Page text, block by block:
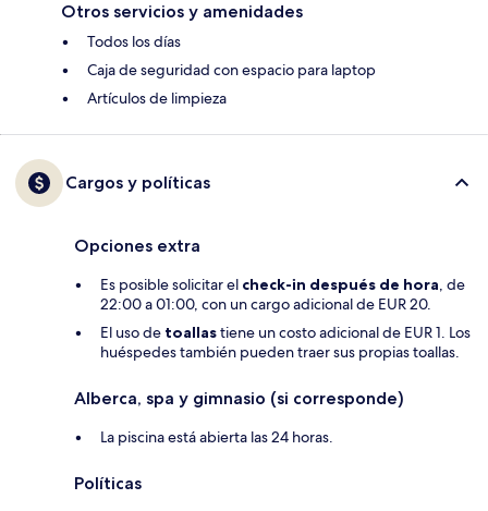
Otros servicios y amenidades
Todos los días
Caja de seguridad con espacio para laptop
Artículos de limpieza
Cargos y políticas
Opciones extra
Es posible solicitar el check-in después de hora, de
22:00 a 01:00, con un cargo adicional de EUR 20.
El uso de toallastiene un costo adicional de EUR 1. Los
huéspedes también pueden traer sus propias toallas.
Alberca, spa y gimnasio (si corresponde)
La piscina está abierta las 24 horas.
Políticas